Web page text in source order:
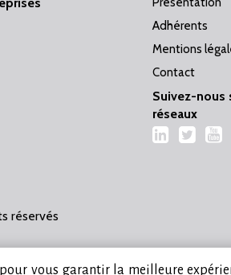
Adhérents
Mentions
Contact
Suivez-nous
réseaux
LinkedIn
réservés
vous garantir la meilleure